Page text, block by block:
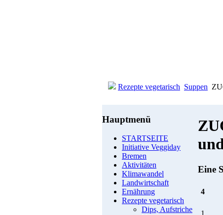
Rezepte vegetarisch Suppen
Hauptmenü
STARTSEITE
Initiative Veggiday
Bremen
Aktivitäten
Klimawandel
Landwirtschaft
Ernährung
Rezepte vegetarisch
Dips, Aufstriche
Eine
4
1